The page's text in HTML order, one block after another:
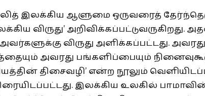
இலக்கிய ஆளுமை ஒருவரைத்
விருது’ அறிவிக்கப்பட்டுவருகிறது.
விருது அளிக்கப்பட்டது. அவரது
அவரது பங்களிப்பையும்
திசைவழி’ என்ற நூலும்
இலக்கிய உலகில்